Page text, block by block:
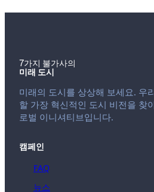
7가지 불가사의
미래 도시
미래의 도시를 상상해 보세요. 우
할 가장 혁신적인 도시 비전을 찾
로벌 이니셔티브입니다.
캠페인
FAQ
뉴스